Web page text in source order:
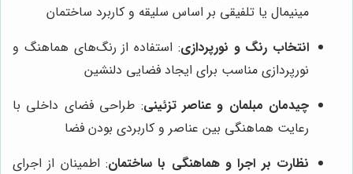
مینیمال یا تلفیقی بر اساس سلیقه و کاربرد ساختمان
انتخاب رنگ و نورپردازی: استفاده از رنگ‌های هماهنگ و
نورپردازی مناسب برای ایجاد فضایی دلنشین
چیدمان مبلمان و عناصر تزئینی: طراحی فضای داخلی با
رعایت هماهنگی بین عناصر و کاربردی بودن فضا
نظارت بر اجرا و هماهنگی با ساختمان: اطمینان از اجرای